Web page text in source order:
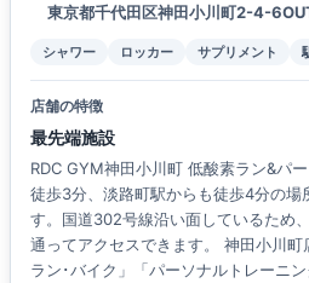
東京都千代田区神田小川町2-4-
シャワー ロッカー サプリメント
店舗の特徴
最先端施設
RDC GYM神田小川町 低酸素ラン&パ
徒歩3分、淡路町駅からも徒歩4分の場
す。国道302号線沿い面しているため
通ってアクセスできます。 神田小川
ラン･バイク」「パーソナルトレーニ